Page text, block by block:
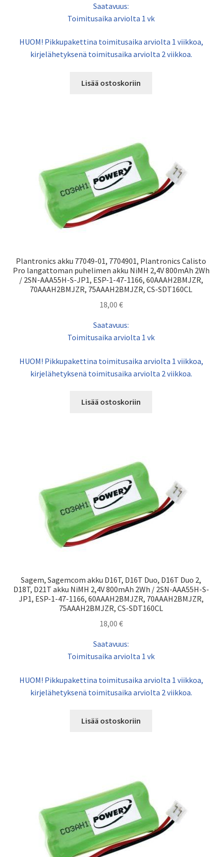
Saatavuus:
Toimitusaika arviolta 1 vk
HUOM! Pikkupakettina toimitusaika arviolta 1 viikkoa,
kirjelähetyksenä toimitusaika arviolta 2 viikkoa.
Lisää ostoskoriin
Plantronics akku 77049-01, 7704901, Plantronics Calisto
Pro langattoman puhelimen akku NiMH 2,4V 800mAh 2Wh
/ 2SN-AAA55H-S-JP1, ESP-1-47-1166, 60AAAH2BMJZR,
70AAAH2BMJZR, 75AAAH2BMJZR, CS-SDT160CL
18,00 €
Saatavuus:
Toimitusaika arviolta 1 vk
HUOM! Pikkupakettina toimitusaika arviolta 1 viikkoa,
kirjelähetyksenä toimitusaika arviolta 2 viikkoa.
Lisää ostoskoriin
Sagem, Sagemcom akku D16T, D16T Duo, D16T Duo 2,
D18T, D21T akku NiMH 2,4V 800mAh 2Wh / 2SN-AAA55H-S-
JP1, ESP-1-47-1166, 60AAAH2BMJZR, 70AAAH2BMJZR,
75AAAH2BMJZR, CS-SDT160CL
18,00 €
Saatavuus:
Toimitusaika arviolta 1 vk
HUOM! Pikkupakettina toimitusaika arviolta 1 viikkoa,
kirjelähetyksenä toimitusaika arviolta 2 viikkoa.
Lisää ostoskoriin